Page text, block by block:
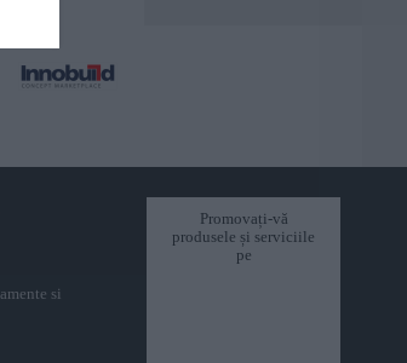
Promovați-vă
produsele și serviciile
pe